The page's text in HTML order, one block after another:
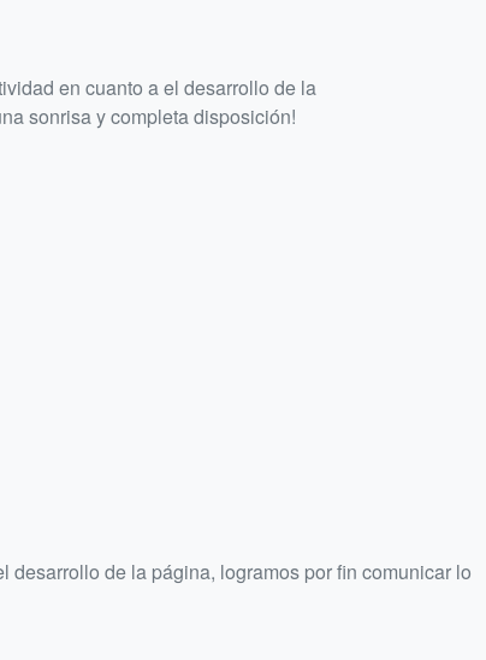
en cuanto a el desarrollo de la
sonrisa y completa disposición!
de la página, logramos por fin comunicar lo